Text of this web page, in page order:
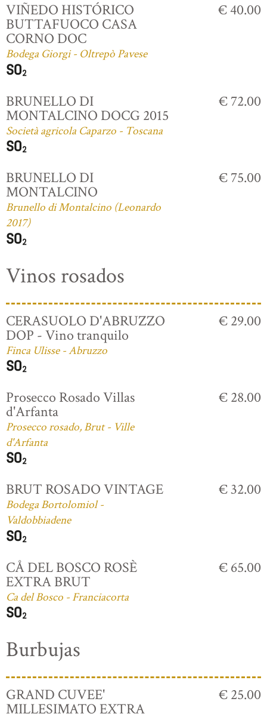
VIÑEDO HISTÓRICO
BUTTAFUOCO CASA
CORNO DOC
Bodega Giorgi - Oltrepò Pavese
€ 40.00
BRUNELLO DI
MONTALCINO DOCG 2015
Società agricola Caparzo - Toscana
€ 72.00
BRUNELLO DI
MONTALCINO
Brunello di Montalcino (Leonardo
2017)
€ 75.00
Vinos rosados
CERASUOLO D'ABRUZZO
DOP - Vino tranquilo
Finca Ulisse - Abruzzo
€ 29.00
Prosecco Rosado Villas
d'Arfanta
Prosecco rosado, Brut - Ville
d'Arfanta
€ 28.00
BRUT ROSADO VINTAGE
Bodega Bortolomiol -
Valdobbiadene
€ 32.00
CÅ DEL BOSCO ROSÈ
EXTRA BRUT
Ca del Bosco - Franciacorta
€ 65.00
Burbujas
GRAND CUVEE'
MILLESIMATO EXTRA
€ 25.00